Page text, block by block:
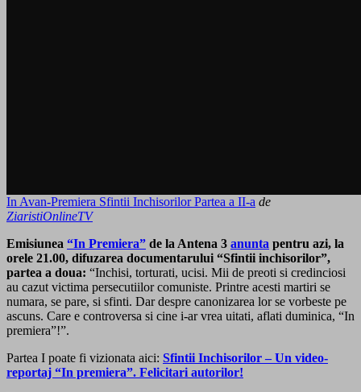
In Avan-Premiera Sfintii Inchisorilor Partea a II-a de
ZiaristiOnlineTV
Emisiunea “In Premiera” de la Antena 3 anunta pentru azi, la
orele 21.00, difuzarea documentarului “Sfintii inchisorilor”,
partea a doua: “Inchisi, torturati, ucisi. Mii de preoti si credinciosi
au cazut victima persecutiilor comuniste. Printre acesti martiri se
numara, se pare, si sfinti. Dar despre canonizarea lor se vorbeste pe
ascuns. Care e controversa si cine i-ar vrea uitati, aflati duminica, “In
premiera”!”.
Partea I poate fi vizionata aici: Sfintii Inchisorilor – Un video-
reportaj “In premiera”. Felicitari autorilor!